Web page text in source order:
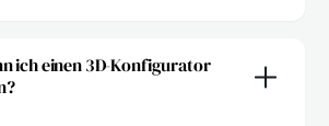
ich einen 3D-Konfigurator